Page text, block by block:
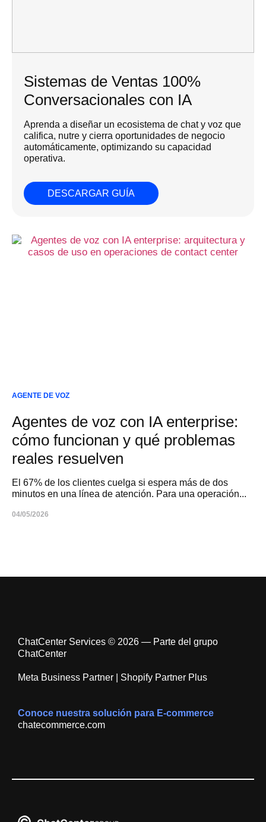
Sistemas de Ventas 100%
Conversacionales con IA
Aprenda a diseñar un ecosistema de chat y voz que
califica, nutre y cierra oportunidades de negocio
automáticamente, optimizando su capacidad
operativa.
DESCARGAR GUÍA
AGENTE DE VOZ
Agentes de voz con IA enterprise:
cómo funcionan y qué problemas
reales resuelven
El 67% de los clientes cuelga si espera más de dos
minutos en una línea de atención. Para una operación...
04/05/2026
ChatCenter Services © 2026 — Parte del grupo
ChatCenter
Meta Business Partner | Shopify Partner Plus
Conoce nuestra solución para E-commerce
chatecommerce.com